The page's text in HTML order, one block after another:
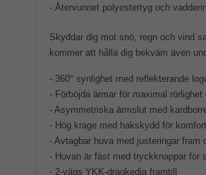
- Återvunnet polyestertyg och
Skyddar dig mot snö, regn och vind
kommer att hålla dig bekväm även
- 360° synlighet med reflekterande
- Förböjda ärmar för maximal
- Asymmetriska ärmslut med
- Hög krage med hakskydd för komfort
- Avtagbar huva med justeringar fram
- Huvan är fäst med tryckknappar för
- 2-vägs YKK-dragkedja framtill